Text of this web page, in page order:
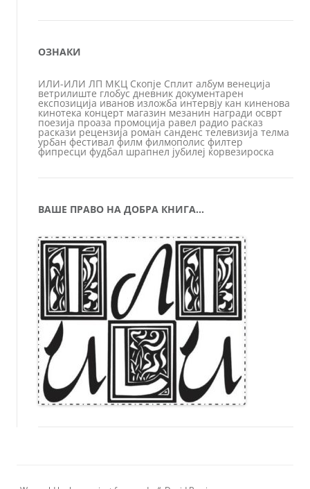
ОЗНАКИ
ИЛИ-ИЛИ ЛП МКЦ Скопје Сплит албум венеција
ветрилиште глобус дневник документарен
експозиција иванов изложба интервју кан киненова
кинотека концерт магазин мезанин награди осврт
поезија проаза промоција равел радио расказ
раскази рецензија роман санденс телевизија телма
урбан фестивал филм филмополис филтер
фипресци фудбал шрапнел јубилеј ќорвезироска
ВАШЕ ПРАВО НА ДОБРА КНИГА…